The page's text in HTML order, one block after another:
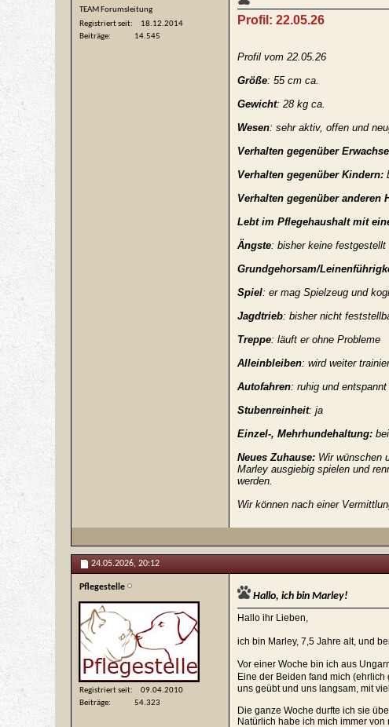
TEAM Forumsleitung
Registriert seit
18.12.2014
Beiträge
14.545
Profil: 22.05.26
Profil vom 22.05.26
Größe: 55 cm ca.
Gewicht: 28 kg ca.
Wesen: sehr aktiv, offen und
Verhalten gegenüber
Verhalten gegenüber Kindern:
Verhalten gegenüber anderen
Lebt im Pflegehaushalt mit
Ängste: bisher keine festgestellt
Grundgehorsam/
Spiel: er mag Spielzeug und
Jagdtrieb: bisher nicht
Treppe: läuft er ohne Probleme
Alleinbleiben: wird weiter
Autofahren: ruhig und entspannt
Stubenreinheit: ja
Einzel-, Mehrhundehaltung:
Neues Zuhause: Wir wünschen
Marley ausgiebig spielen und
werden.
Wir können nach einer
24.05.2026, 20:12
Pflegestelle
Registriert seit
09.04.2010
Beiträge
54.323
Hallo, ich bin Marley!
Hallo ihr Lieben,
ich bin Marley, 7,5 Jahre alt, und
Vor einer Woche bin ich aus
Eine der Beiden fand mich
uns geübt und uns langsam, mit
Die ganze Woche durfte ich sie
Natürlich habe ich mich immer